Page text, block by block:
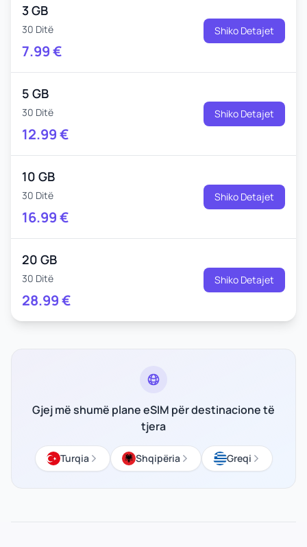
3 GB
30 Ditë
7.99€
Shiko Detajet
5 GB
30 Ditë
12.99€
Shiko Detajet
10 GB
30 Ditë
16.99€
Shiko Detajet
20 GB
30 Ditë
28.99€
Shiko Detajet
Gjej më shumë plane eSIM për destinacione të
tjera
Turqia Shqipëria Greqi